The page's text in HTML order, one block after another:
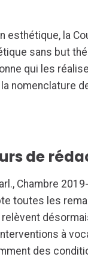
esthétique, la
sans but
qui les
nomenclature
de
Chambre
toutes les
relèvent
à
des